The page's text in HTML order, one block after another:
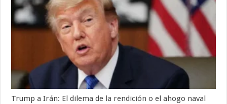
Trump a Irán: El dilema de la rendición o el ahogo naval